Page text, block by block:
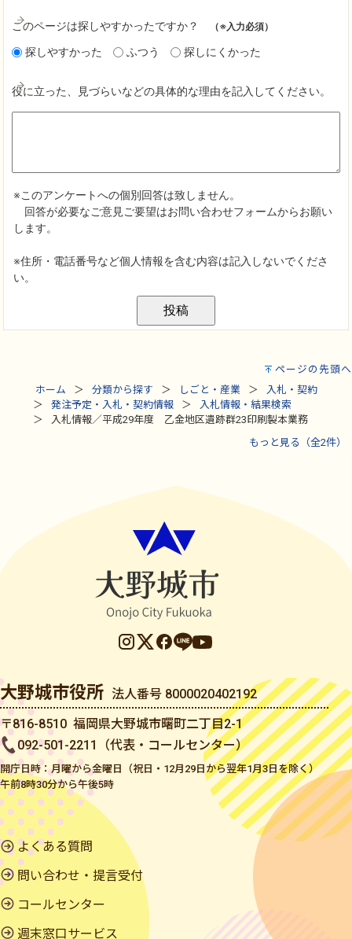
ページの先頭へ
ホーム
分類から探す しごと・産業
入札・契約
発注予定・入札・契約情報
入札情報・結果検索
入札情報／平成29年度 乙金地区遺跡群23印刷製本業務
もっと見る（全2件）
大野城市役所 法人番号 8000020402192
〒816-8510 福岡県大野城市曙町二丁目2-1
092-501-2211（代表・コールセンター）
開庁日時：月曜から金曜日（祝日・12月29日から翌年1月3日を除く）
午前8時30分から午後5時
よくある質問
問い合わせ・提言受付
コールセンター
週末窓口サービス